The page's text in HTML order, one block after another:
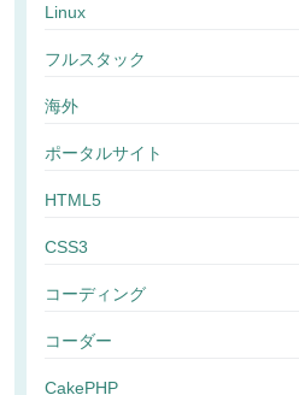
Linux
フルスタック
海外
ポータルサイト
HTML5
CSS3
コーディング
コーダー
CakePHP